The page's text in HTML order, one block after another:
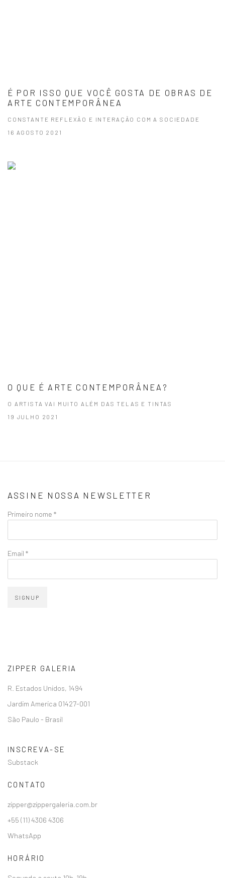
É POR ISSO QUE VOCÊ GOSTA DE OBRAS DE
ARTE CONTEMPORÂNEA
CONSTANTE REFLEXÃO E INTERAÇÃO COM A SOCIEDADE
16 AGOSTO 2021
O QUE É ARTE CONTEMPORÂNEA?
O ARTISTA VAI MUITO ALÉM DAS TELAS E TINTAS
19 JULHO 2021
ASSINE NOSSA NEWSLETTER
Primeiro nome *
Email *
SIGNUP
ZIPPER GALERIA
R. Estados Unidos, 1494
Jardim America 01427-001
São Paulo - Brasil
INSCREVA-SE
Substack
CONTATO
zipper@zippergaleria.com.br
+55 (11) 4306 4306
WhatsApp
HORÁRIO